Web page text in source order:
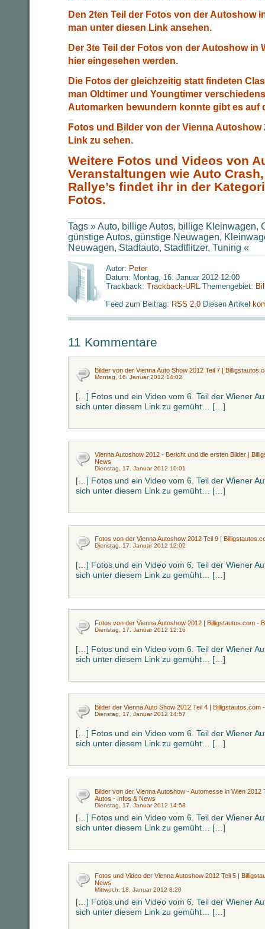
Den 2ten Teil der Fotos von der Autoshow
man unter diesen Link ansehen.
Der 3te Teil der Fotos von der Autoshow in
hier eingesehen werden.
Die Fotos der gleichzeitig statt findeten
man Oldtimer und Youngtimer
Automarken bewundern konnte gibt es auf
Fotos und Bilder von der Vienna Autoshow
Link zu sehen.
Weitere Fotos und Videos von
Veranstaltungen wie Auto
Rallye’s findet ihr in der
Fotos.
Tags »Auto, billige Autos, billige Kleinwagen,
günstige Autos, günstige Neuwagen,
Neuwagen, Stadtauto, Stadtflitzer, Tuning «
Autor: Peter
Datum: Montag, 16. Januar 2012 12:00
Trackback: Trackback-URL Themengebiet:
Feed zum Beitrag: RSS 2.0 Diesen Artikel
11 Kommentare
Bilder von der Vienna Auto Show 2012 Teil 7 |
Montag, 16. Januar 2012 14:02
[…] Fotos und ein Video vom 6. Teil der Wiener
sich unter diesem Link zu gemüht… […]
Vienna Autoshow 2012 - Bericht und die ersten Bilder |
News
Dienstag, 17. Januar 2012 10:01
[…] Fotos und ein Video vom 6. Teil der Wiener
sich unter diesem Link zu gemüht… […]
Fotos von der Vienna Autoshow 2012 Teil 9 |
Dienstag, 17. Januar 2012 12:02
[…] Fotos und ein Video vom 6. Teil der Wiener
sich unter diesem Link zu gemüht… […]
Fotos von der Vienna Autoshow 2012 | Billigstautos.com -
Dienstag, 17. Januar 2012 12:16
[…] Fotos und ein Video vom 6. Teil der Wiener
sich unter diesem Link zu gemüht… […]
Bilder der Vienna Auto Show 2012 Teil 4 | Billigstautos.com
Dienstag, 17. Januar 2012 14:57
[…] Fotos und ein Video vom 6. Teil der Wiener
sich unter diesem Link zu gemüht… […]
Bilder von der Vienna Autoshow - Automesse in Wien 2012
Autos - Infos & News
Dienstag, 17. Januar 2012 14:58
[…] Fotos und ein Video vom 6. Teil der Wiener
sich unter diesem Link zu gemüht… […]
Fotos und Video der Vienna Autoshow 2012 Teil 5 |
News
Mittwoch, 18. Januar 2012 8:20
[…] Fotos und ein Video vom 6. Teil der Wiener
sich unter diesem Link zu gemüht… […]